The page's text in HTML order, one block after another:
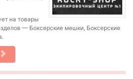
на товары
— Боксерские мешки, Боксерские